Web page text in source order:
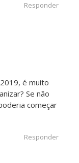
Responder
é muito
Se não
começar
Responder